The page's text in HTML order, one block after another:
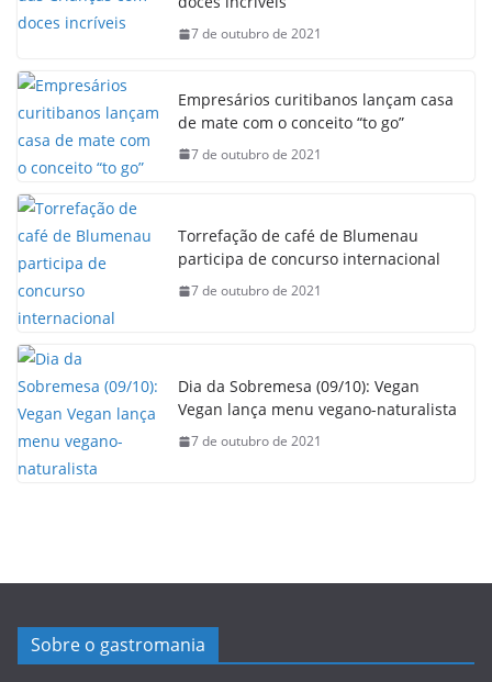
7 de outubro de 2021
Empresários curitibanos lançam casa
de mate com o conceito “to go”
7 de outubro de 2021
Torrefação de café de Blumenau
participa de concurso internacional
7 de outubro de 2021
Dia da Sobremesa (09/10): Vegan
Vegan lança menu vegano-naturalista
7 de outubro de 2021
Sobre o gastromania